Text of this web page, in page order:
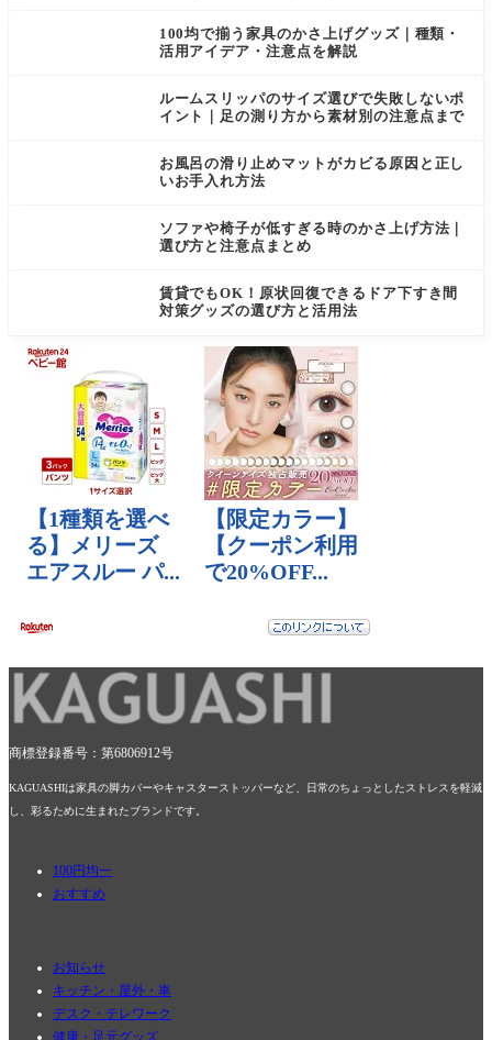
100均で揃う家具のかさ上げグッズ｜種類・
活用アイデア・注意点を解説
ルームスリッパのサイズ選びで失敗しないポ
イント｜足の測り方から素材別の注意点まで
お風呂の滑り止めマットがカビる原因と正し
いお手入れ方法
ソファや椅子が低すぎる時のかさ上げ方法｜
選び方と注意点まとめ
賃貸でもOK！原状回復できるドア下すき間
対策グッズの選び方と活用法
商標登録番号：第6806912号
KAGUASHIは家具の脚カバーやキャスターストッパーなど、日常のちょっとしたストレスを軽減
し、彩るために生まれたブランドです。
100円均一
おすすめ
お知らせ
キッチン・屋外・車
デスク・テレワーク
健康・足元グッズ